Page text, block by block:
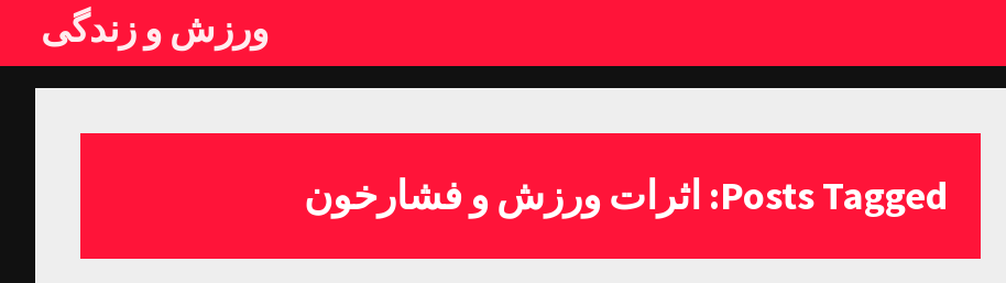
ورزش و زندگی
Posts Tagged: اثرات ورزش و فشارخون